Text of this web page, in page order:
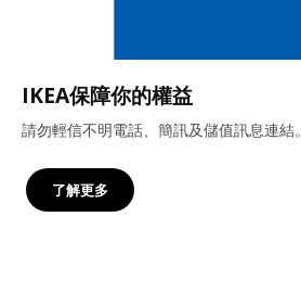
IKEA保障你的權益
請勿輕信不明電話、簡訊及儲值訊息連結。
了解更多